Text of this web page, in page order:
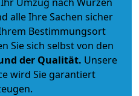
alle Ihre Sachen sicher
Bestimmungsort
Sie sich selbst von den
der Qualität. Unsere
wird Sie garantiert